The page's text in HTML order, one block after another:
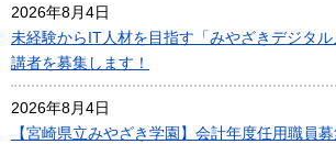
2026年8月4日
未経験からIT人材を目指す「みやざきデジタ
講者を募集します！
2026年8月4日
【宮崎県立みやざき学園】会計年度任用職員